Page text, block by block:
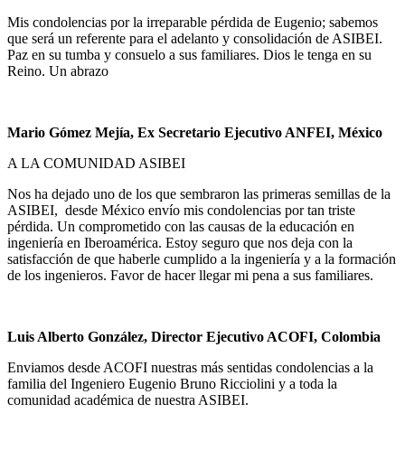
Mis condolencias por la irreparable pérdida de Eugenio; sabemos
que será un referente para el adelanto y consolidación de ASIBEI.
Paz en su tumba y consuelo a sus familiares. Dios le tenga en su
Reino. Un abrazo
Mario Gómez Mejía, Ex Secretario Ejecutivo ANFEI, México
A LA COMUNIDAD ASIBEI
Nos ha dejado uno de los que sembraron las primeras semillas de la
ASIBEI, desde México envío mis condolencias por tan triste
pérdida. Un comprometido con las causas de la educación en
ingeniería en Iberoamérica. Estoy seguro que nos deja con la
satisfacción de que haberle cumplido a la ingeniería y a la formación
de los ingenieros. Favor de hacer llegar mi pena a sus familiares.
Luis Alberto González, Director Ejecutivo ACOFI, Colombia
Enviamos desde ACOFI nuestras más sentidas condolencias a la
familia del Ingeniero Eugenio Bruno Ricciolini y a toda la
comunidad académica de nuestra ASIBEI.